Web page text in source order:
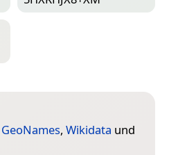
GeoNames, Wikidata und